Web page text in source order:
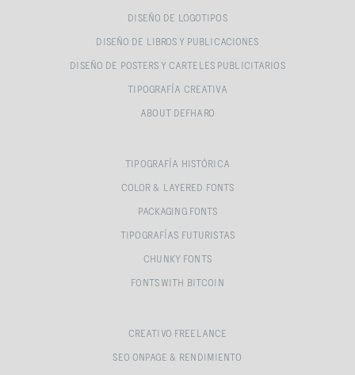
DISEÑO DE LOGOTIPOS
DISEÑO DE LIBROS Y PUBLICACIONES
DISEÑO DE POSTERS Y CARTELES PUBLICITARIOS
TIPOGRAFÍA CREATIVA
ABOUT DEFHARO
TIPOGRAFÍA HISTÓRICA
COLOR & LAYERED FONTS
PACKAGING FONTS
TIPOGRAFÍAS FUTURISTAS
CHUNKY FONTS
FONTS WITH BITCOIN
CREATIVO FREELANCE
SEO ONPAGE & RENDIMIENTO